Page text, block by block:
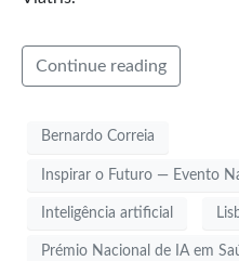
Continue reading
Bernardo Correia
Inspirar o Futuro — Evento
Inteligência artificial
Prémio Nacional de IA em